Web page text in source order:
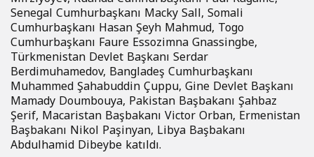
Senegal Cumhurbaşkanı Macky Sall, Somali
Cumhurbaşkanı Hasan Şeyh Mahmud, Togo
Cumhurbaşkanı Faure Essozimna Gnassingbe,
Türkmenistan Devlet Başkanı Serdar
Berdimuhamedov, Bangladeş Cumhurbaşkanı
Muhammed Şahabuddin Çuppu, Gine Devlet Başkanı
Mamady Doumbouya, Pakistan Başbakanı Şahbaz
Şerif, Macaristan Başbakanı Victor Orban, Ermenistan
Başbakanı Nikol Paşinyan, Libya Başbakanı
Abdulhamid Dibeybe katıldı.